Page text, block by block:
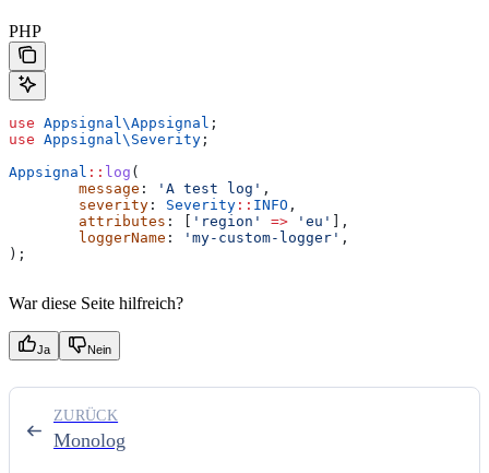
PHP
use Appsignal\Appsignal ;
use Appsignal\ Severity ;
Appsignal :: log (
	message
: 'A test log' ,
	severity
: Severity :: INFO ,
	attributes
: [ 'region' => 'eu'
],
	loggerName
: 'my-custom-logger' ,
);
War diese Seite hilfreich?
Ja Nein
Monolog
ZURÜCK